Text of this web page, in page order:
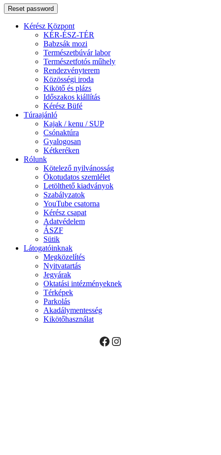
Reset password
Kérész Központ
KÉR-ÉSZ-TÉR
Babzsák mozi
Természetbúvár labor
Természetfotós műhely
Rendezvényterem
Közösségi iroda
Kikötő és plázs
Időszakos kiállítás
Kérész Büfé
Túraajánló
Kajak / kenu / SUP
Csónaktúra
Gyalogosan
Kétkeréken
Rólunk
Kötelező nyilvánosság
Ökotudatos szemlélet
Letölthető kiadványok
Szabályzatok
YouTube csatorna
Kérész csapat
Adatvédelem
ÁSZF
Sütik
Látogatóinknak
Megközelítés
Nyitvatartás
Jegyárak
Oktatási intézményeknek
Térképek
Parkolás
Akadálymentesség
Kikötőhasználat
Facebook
Instagram